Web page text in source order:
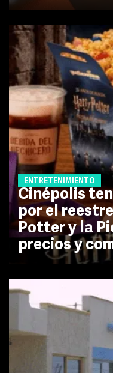
ENTRETENIMIENTO
Cinépolis
por el
Potter y la
precios y